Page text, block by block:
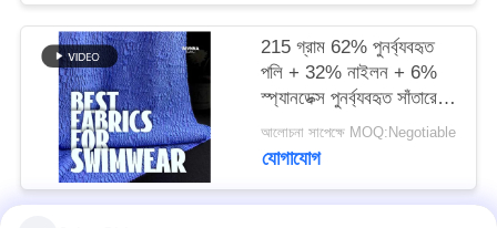
215 গ্রাম 62% পুনর্ব্যবহৃত
পলি + 32% নাইলন + 6%
স্প্যানডেক্স পুনর্ব্যবহৃত সাঁতারের
পোশাক কাপড় RT-4646
আলোচনা সাপেক্ষে MOQ:Negotiable
যোগাযোগ